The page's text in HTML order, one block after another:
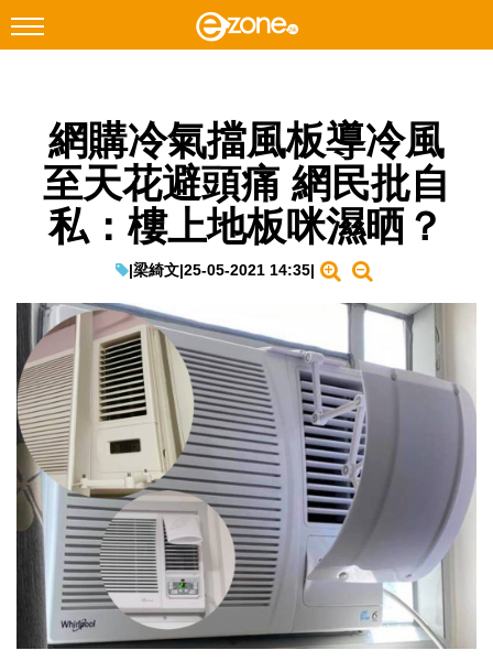
Facebook Instagram
科技焦點
網絡生活
教學評測
EduTech
IT Times
生成式AI與雲端應用
Enterprise Digital Transformation
特集
網購冷氣擋風板導冷風
至天花避頭痛 網民批自
私：樓上地板咪濕晒？
|梁綺文|25-05-2021 14:35|